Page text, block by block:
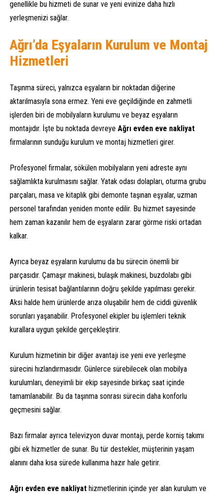
genellikle bu hizmeti de sunar ve yeni evinize daha hızlı
yerleşmenizi sağlar.
Ağrı’da Eşyaların Kurulum ve Montaj
Hizmetleri
Taşınma süreci, yalnızca eşyaların bir noktadan diğerine
aktarılmasıyla sona ermez. Yeni eve geçildiğinde en zahmetli
işlerden biri de mobilyaların kurulumu ve beyaz eşyaların
montajıdır. İşte bu noktada devreye Ağrı evden eve nakliyat
firmalarının sunduğu kurulum ve montaj hizmetleri girer.
Profesyonel firmalar, sökülen mobilyaların yeni adreste aynı
sağlamlıkta kurulmasını sağlar. Yatak odası dolapları, oturma grubu
parçaları, masa ve kitaplık gibi demonte taşınan eşyalar, uzman
personel tarafından yeniden monte edilir. Bu hizmet sayesinde
hem zaman kazanılır hem de eşyaların zarar görme riski ortadan
kalkar.
Ayrıca beyaz eşyaların kurulumu da bu sürecin önemli bir
parçasıdır. Çamaşır makinesi, bulaşık makinesi, buzdolabı gibi
ürünlerin tesisat bağlantılarının doğru şekilde yapılması gerekir.
Aksi halde hem ürünlerde arıza oluşabilir hem de ciddi güvenlik
sorunları yaşanabilir. Profesyonel ekipler bu işlemleri teknik
kurallara uygun şekilde gerçekleştirir.
Kurulum hizmetinin bir diğer avantajı ise yeni eve yerleşme
sürecini hızlandırmasıdır. Günlerce sürebilecek olan mobilya
kurulumları, deneyimli bir ekip sayesinde birkaç saat içinde
tamamlanabilir. Bu da taşınma sonrası sürecin daha konforlu
geçmesini sağlar.
Bazı firmalar ayrıca televizyon duvar montajı, perde korniş takımı
gibi ek hizmetler de sunar. Bu tür destekler, müşterinin yaşam
alanını daha kısa sürede kullanıma hazır hale getirir.
Ağrı evden eve nakliyat hizmetlerinin içinde yer alan kurulum ve